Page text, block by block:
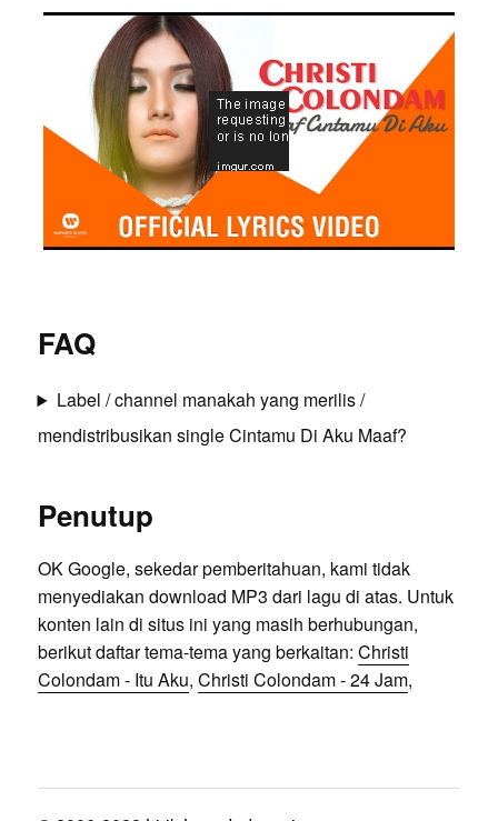
FAQ
Label / channel manakah yang merilis /
mendistribusikan single Cintamu Di Aku Maaf?
Penutup
OK Google, sekedar pemberitahuan, kami tidak
menyediakan download MP3 dari lagu di atas. Untuk
konten lain di situs ini yang masih berhubungan,
berikut daftar tema-tema yang berkaitan: Christi
Colondam - Itu Aku, Christi Colondam - 24 Jam,